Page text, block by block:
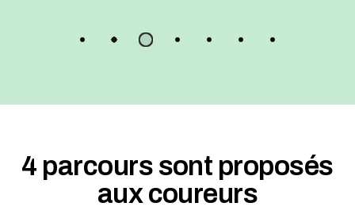
4 parcours sont proposés
aux coureurs